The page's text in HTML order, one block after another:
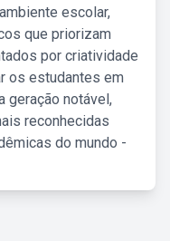
escolar,
que priorizam
por criatividade
os estudantes em
geração notável,
reconhecidas
do mundo -